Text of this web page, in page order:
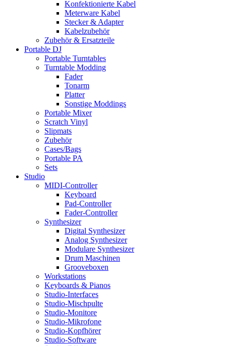
Konfektionierte Kabel
Meterware Kabel
Stecker & Adapter
Kabelzubehör
Zubehör & Ersatzteile
Portable DJ
Portable Turntables
Turntable Modding
Fader
Tonarm
Platter
Sonstige Moddings
Portable Mixer
Scratch Vinyl
Slipmats
Zubehör
Cases/Bags
Portable PA
Sets
Studio
MIDI-Controller
Keyboard
Pad-Controller
Fader-Controller
Synthesizer
Digital Synthesizer
Analog Synthesizer
Modulare Synthesizer
Drum Maschinen
Grooveboxen
Workstations
Keyboards & Pianos
Studio-Interfaces
Studio-Mischpulte
Studio-Monitore
Studio-Mikrofone
Studio-Kopfhörer
Studio-Software